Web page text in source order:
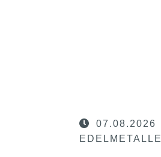
07.08.2026
EDELMETALLE